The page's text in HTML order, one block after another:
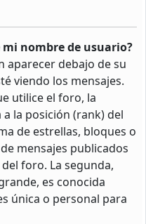
mi nombre de usuario?
aparecer debajo de su
viendo los mensajes.
utilice el foro, la
la posición (rank) del
de estrellas, bloques o
mensajes publicados
foro. La segunda,
es conocida
única o personal para